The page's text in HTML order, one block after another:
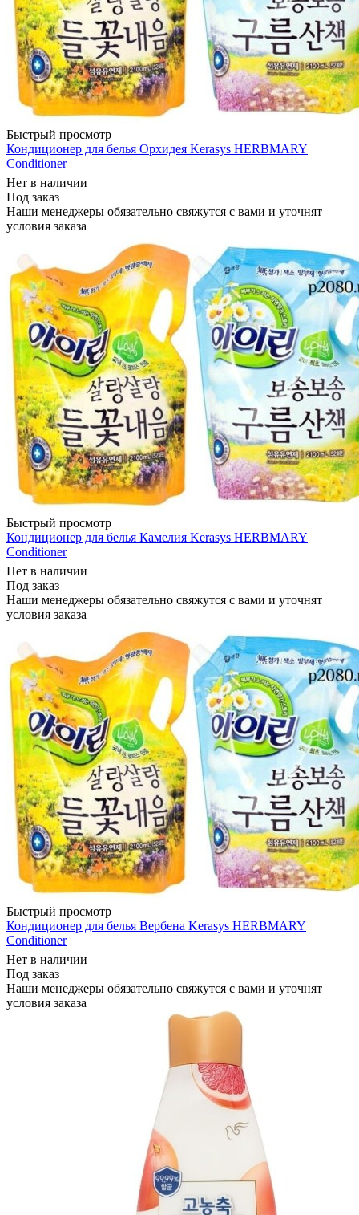
Быстрый просмотр
Кондиционер для белья Орхидея Kerasys HERBMARY
Conditioner
Нет в наличии
Под заказ
Наши менеджеры обязательно свяжутся с вами и уточнят
условия заказа
Быстрый просмотр
Кондиционер для белья Камелия Kerasys HERBMARY
Conditioner
Нет в наличии
Под заказ
Наши менеджеры обязательно свяжутся с вами и уточнят
условия заказа
Быстрый просмотр
Кондиционер для белья Вербена Kerasys HERBMARY
Conditioner
Нет в наличии
Под заказ
Наши менеджеры обязательно свяжутся с вами и уточнят
условия заказа